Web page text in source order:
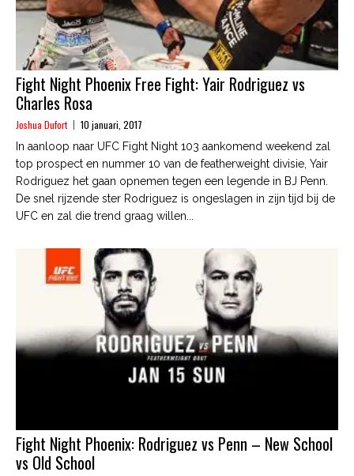
Fight Night Phoenix Free Fight: Yair Rodriguez vs
Charles Rosa
Joshua Dufort 10 januari, 2017
In aanloop naar UFC Fight Night 103 aankomend weekend zal
top prospect en nummer 10 van de featherweight divisie, Yair
Rodriguez het gaan opnemen tegen een legende in BJ Penn.
De snel rijzende ster Rodriguez is ongeslagen in zijn tijd bij de
UFC en zal die trend graag willen...
Fight Night Phoenix: Rodriguez vs Penn – New School
vs Old School